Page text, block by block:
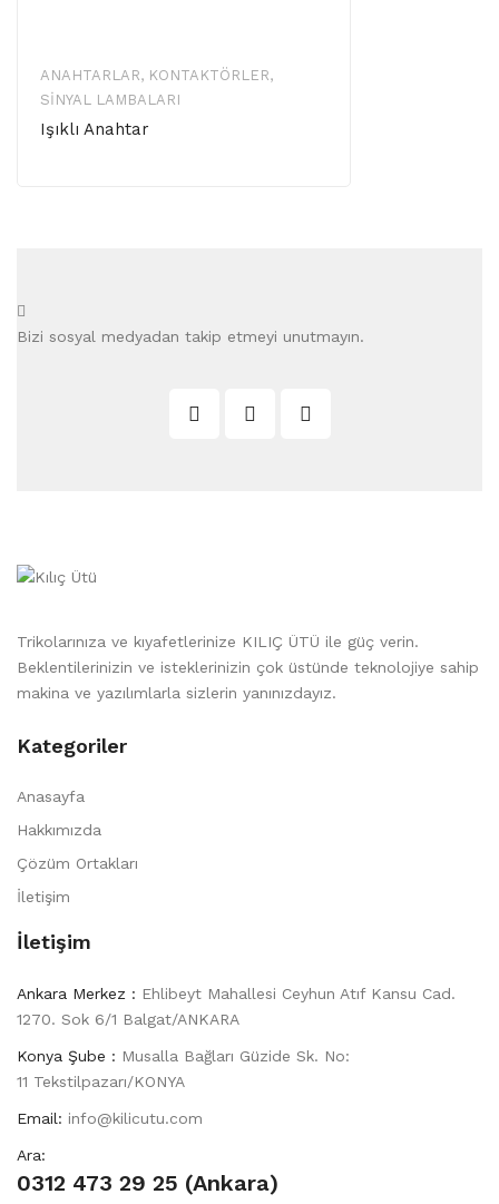
ANAHTARLAR, KONTAKTÖRLER,
SINYAL LAMBALARI
Işıklı Anahtar
Bizi sosyal medyadan takip etmeyi unutmayın.
Trikolarınıza ve kıyafetlerinize KILIÇ ÜTÜ ile güç verin.
Beklentilerinizin ve isteklerinizin çok üstünde teknolojiye sahip
makina ve yazılımlarla sizlerin yanınızdayız.
Kategoriler
Anasayfa
Hakkımızda
Çözüm Ortakları
İletişim
İletişim
Ankara Merkez : Ehlibeyt Mahallesi Ceyhun Atıf Kansu Cad.
1270. Sok 6/1 Balgat/ANKARA
Konya Şube : Musalla Bağları Güzide Sk. No:
11 Tekstilpazarı/KONYA
Email: info@kilicutu.com
Ara:
0312 473 29 25 (Ankara)